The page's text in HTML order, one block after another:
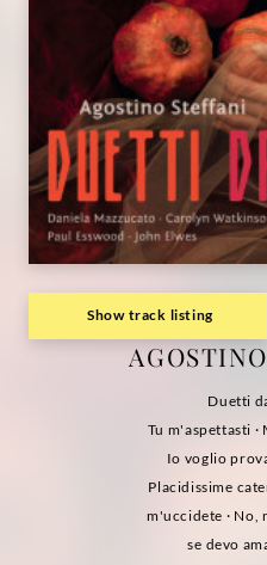
Show track listing
Duetti
Tu m'aspettasti
Io voglio
Placidissime
m'uccidete · No,
se devo